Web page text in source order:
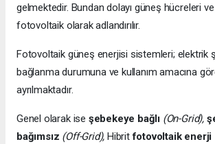
gelmektedir. Bundan dolayı güneş hücreleri
fotovoltaik olarak adlandırılır.
Fotovoltaik güneş enerjisi sistemleri; elektrik
bağlanma durumuna ve kullanım amacına
ayrılmaktadır.
Genel olarak ise şebekeye bağlı (On-Grid),
bağımsız (Off-Grid), Hibritfotovoltaik enerji